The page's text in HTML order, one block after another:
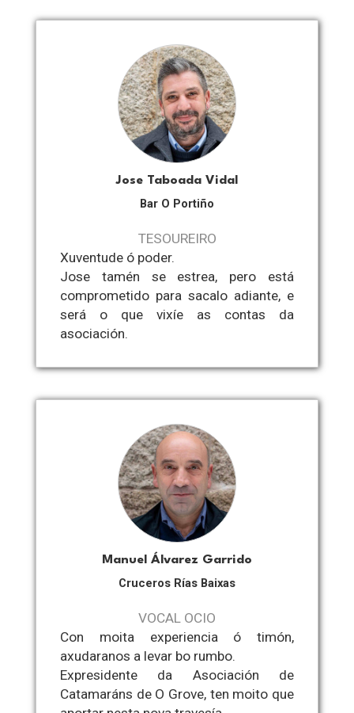
Jose Taboada Vidal
Bar O Portiño
TESOUREIRO
Xuventude ó poder.
Jose tamén se estrea, pero está
comprometido para sacalo adiante, e
será o que vixíe as contas da
asociación.
Manuel Álvarez Garrido
Cruceros Rías Baixas
VOCAL OCIO
Con moita experiencia ó timón,
axudaranos a levar bo rumbo.
Expresidente da Asociación de
Catamaráns de O Grove, ten moito que